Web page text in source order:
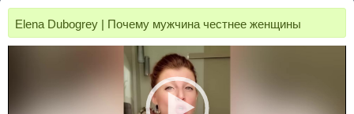
Elena Dubogrey | Почему мужчина честнее женщины